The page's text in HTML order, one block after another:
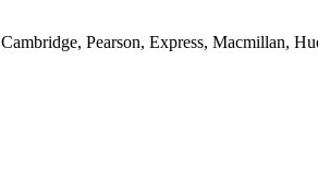
Pearson, Express, Macmillan,